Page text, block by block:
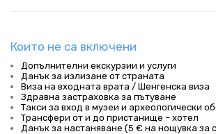
Които не са включени
Допълнителни екскурзии и услуги
Данък за излизане от страната
Виза на входната врата / Шенгенска виза
Здравна застраховка за пътуване
Такси за вход в музеи и археологически
Трансфери от и до пристанище – хотел
Данък за настаняване (5 € на нощувка за